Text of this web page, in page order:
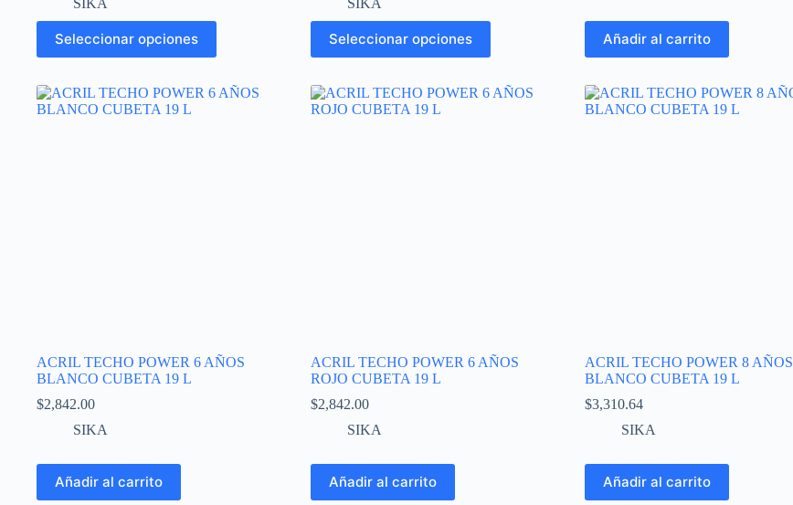
desde
$1,108.63
hasta
Seleccionar opciones
Este
producto
tiene
variantes.
Las
desde
$1,444.51
hasta
Seleccionar opciones
Este
producto
tiene
variantes.
Las
Añadir al carrito
ACRIL TECHO POWER 6 AÑOS
BLANCO CUBETA 19 L
$2,842.00
SIKA
Añadir al carrito
ACRIL TECHO POWER 6 AÑOS
ROJO CUBETA 19 L
$2,842.00
SIKA
Añadir al carrito
ACRIL TECHO POWER 8 AÑOS
BLANCO CUBETA 19 L
$3,310.64
SIKA
Añadir al carrito